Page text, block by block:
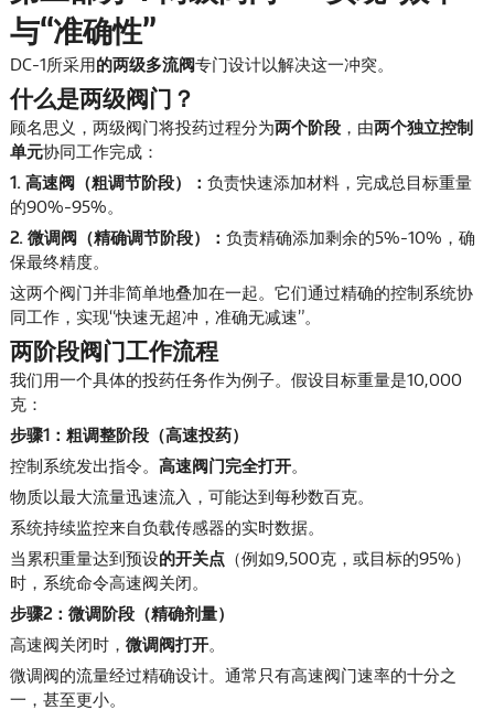
与“准确性”
DC-1所采用的两级多流阀专门设计以解决这一冲突。
什么是两级阀门？
顾名思义，两级阀门将投药过程分为两个阶段，由两个独立控制
单元协同工作完成：
1. 高速阀（粗调节阶段）： 负责快速添加材料，完成总目标重量
的90%-95%。
2. 微调阀（精确调节阶段）： 负责精确添加剩余的5%-10%，确
保最终精度。
这两个阀门并非简单地叠加在一起。它们通过精确的控制系统协
同工作，实现“快速无超冲，准确无减速”。
两阶段阀门工作流程
我们用一个具体的投药任务作为例子。假设目标重量是10,000
克：
步骤1：粗调整阶段（高速投药）
控制系统发出指令。 高速阀门完全打开。
物质以最大流量迅速流入，可能达到每秒数百克。
系统持续监控来自负载传感器的实时数据。
当累积重量达到预设的开关点（例如9,500克，或目标的95%）
时，系统命令高速阀关闭。
步骤2：微调阶段（精确剂量）
高速阀关闭时， 微调阀打开。
微调阀的流量经过精确设计。通常只有高速阀门速率的十分之
一，甚至更小。